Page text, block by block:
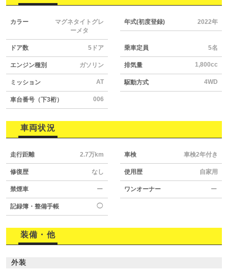
カラー
マグネタイトグレ
ーメタ
年式(初度登録) 2022年
ドア数 5ドア 乗車定員 5名
エンジン種別 ガソリン 排気量 1,800cc
ミッション AT 駆動方式 4WD
車台番号（下3桁） 006
車両状況
走行距離 2.7万km 車検 車検2年付き
修復歴 なし 使用歴 自家用
禁煙車 ー ワンオーナー ー
記録簿・整備手帳 ◯
装備・他
外装